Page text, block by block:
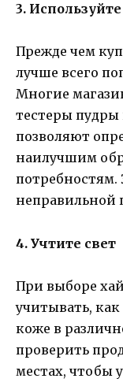
3.
Прежде чем
лучше всего
Многие
тестеры пудры
позволяют
наилучшим
потребностям.
неправильной
4. Учтите свет
При выборе
учитывать,
коже в
проверить
местах, чтобы